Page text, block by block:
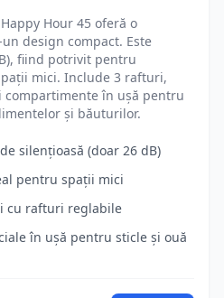
Hour 45 oferă o
design compact. Este
fiind potrivit pentru
mici. Include 3 rafturi,
în ușă pentru
și băuturilor.
silențioasă (doar 26 dB)
pentru spații mici
cu rafturi reglabile
în ușă pentru sticle și ouă